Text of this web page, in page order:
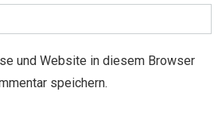
und Website in diesem Browser
speichern.